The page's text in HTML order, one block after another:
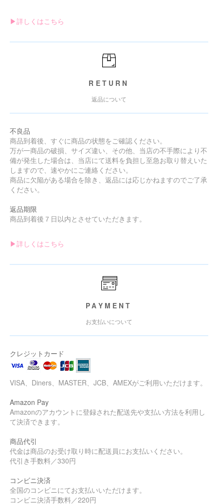
▶︎詳しくはこちら
RETURN
返品について
不良品
商品到着後、すぐに商品の状態をご確認ください。
万が一商品の破損、サイズ違い、その他、当店の不手際により不
備が発生した場合は、当店にて送料を負担し至急お取り替えいた
しますので、速やかにご連絡ください。
商品に欠陥がある場合を除き、返品には応じかねますのでご了承
ください。
返品期限
商品到着後７日以内とさせていただきます。
▶︎詳しくはこちら
PAYMENT
お支払いについて
クレジットカード
VISA、Diners、MASTER、JCB、AMEXがご利用いただけます。
Amazon Pay
Amazonのアカウントに登録された配送先や支払い方法を利用し
て決済できます。
商品代引
代金は商品のお受け取り時に配送員にお支払いください。
代引き手数料／330円
コンビニ決済
全国のコンビニにてお支払いいただけます。
コンビニ決済手数料／220円